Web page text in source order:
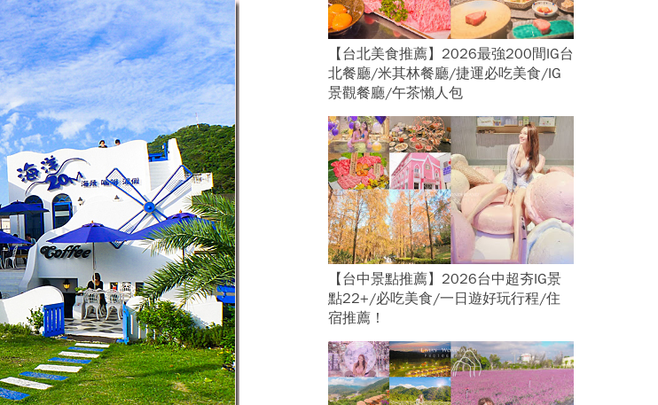
【台北美食推薦】2026最強200間IG台
北餐廳/米其林餐廳/捷運必吃美食/IG
景觀餐廳/午茶懶人包
【台中景點推薦】2026台中超夯IG景
點22+/必吃美食/一日遊好玩行程/住
宿推薦！